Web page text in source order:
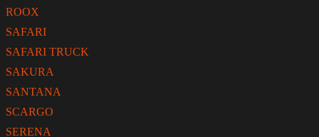
ROOX
SAFARI
SAFARI TRUCK
SAKURA
SANTANA
SCARGO
SERENA